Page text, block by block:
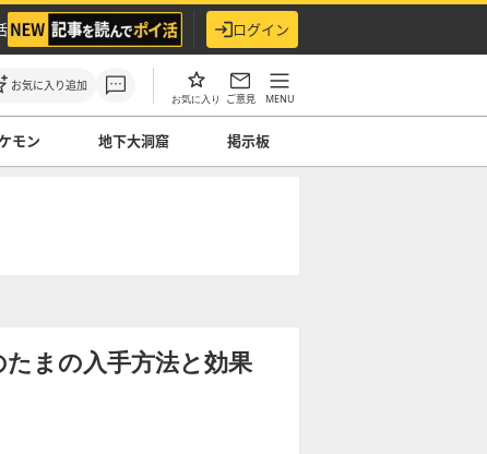
ログイン
お気に入り追加
お気に入り ご意見 MENU
モン 地下大洞窟 掲示板
まの入手方法と効果